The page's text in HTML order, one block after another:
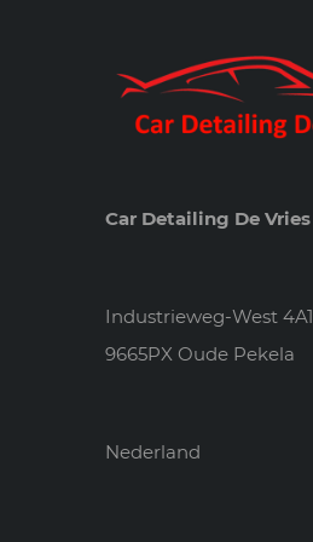
Car Detailing De Vries
Industrieweg-West 4A1
9665PX Oude Pekela
Nederland